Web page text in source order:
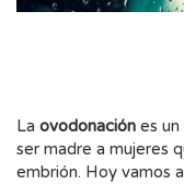
La ovodonación es
ser madre a mujeres
embrión. Hoy vamos